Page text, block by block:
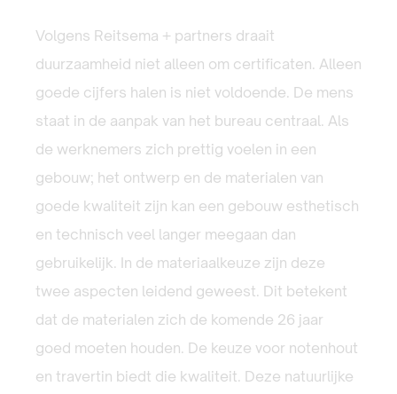
Volgens Reitsema + partners draait
duurzaamheid niet alleen om certificaten. Alleen
goede cijfers halen is niet voldoende. De mens
staat in de aanpak van het bureau centraal. Als
de werknemers zich prettig voelen in een
gebouw; het ontwerp en de materialen van
goede kwaliteit zijn kan een gebouw esthetisch
en technisch veel langer meegaan dan
gebruikelijk. In de materiaalkeuze zijn deze
twee aspecten leidend geweest. Dit betekent
dat de materialen zich de komende 26 jaar
goed moeten houden. De keuze voor notenhout
en travertin biedt die kwaliteit. Deze natuurlijke